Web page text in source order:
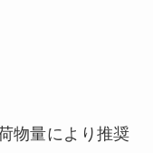
物量により推奨